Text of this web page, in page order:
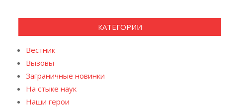
КАТЕГОРИИ
Вестник
Вызовы
Заграничные новинки
На стыке наук
Наши герои